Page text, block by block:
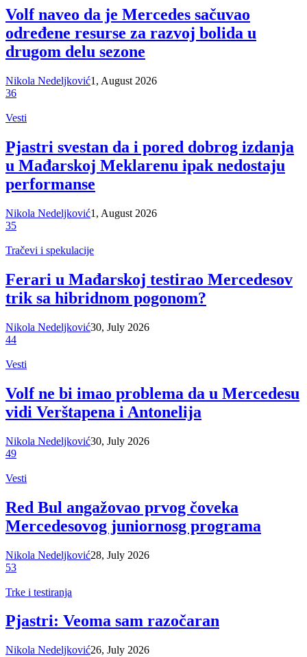
Volf naveo da je Mercedes sačuvao
određene resurse za razvoj bolida u
drugom delu sezone
Nikola Nedeljković1, August 2026
36
Vesti
Pjastri svestan da i pored dobrog izdanja
u Mađarskoj Meklarenu ipak nedostaju
performanse
Nikola Nedeljković1, August 2026
35
Tračevi i spekulacije
Ferari u Mađarskoj testirao Mercedesov
trik sa hibridnom pogonom?
Nikola Nedeljković30, July 2026
44
Vesti
Volf ne bi imao problema da u Mercedesu
vidi Verštapena i Antonelija
Nikola Nedeljković30, July 2026
49
Vesti
Red Bul angažovao prvog čoveka
Mercedesovog juniornosg programa
Nikola Nedeljković28, July 2026
53
Trke i testiranja
Pjastri: Veoma sam razočaran
Nikola Nedeljković26, July 2026